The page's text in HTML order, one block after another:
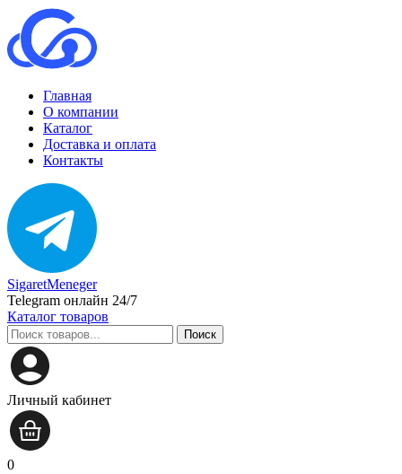
Главная
О компании
Каталог
Доставка и оплата
Контакты
SigaretMeneger
Telegram онлайн 24/7
Каталог товаров
Поиск
Личный кабинет
0